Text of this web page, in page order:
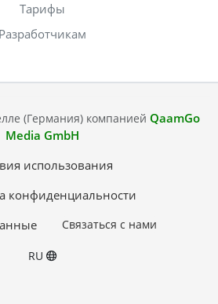
Тарифы
Разработчикам
(Германия) компанией QaamGo
Media GmbH
использования
конфиденциальности
Связаться с нами
RU